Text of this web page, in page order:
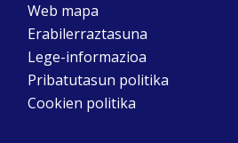
Web mapa
Erabilerraztasuna
Lege-informazioa
Pribatutasun politika
Cookien politika